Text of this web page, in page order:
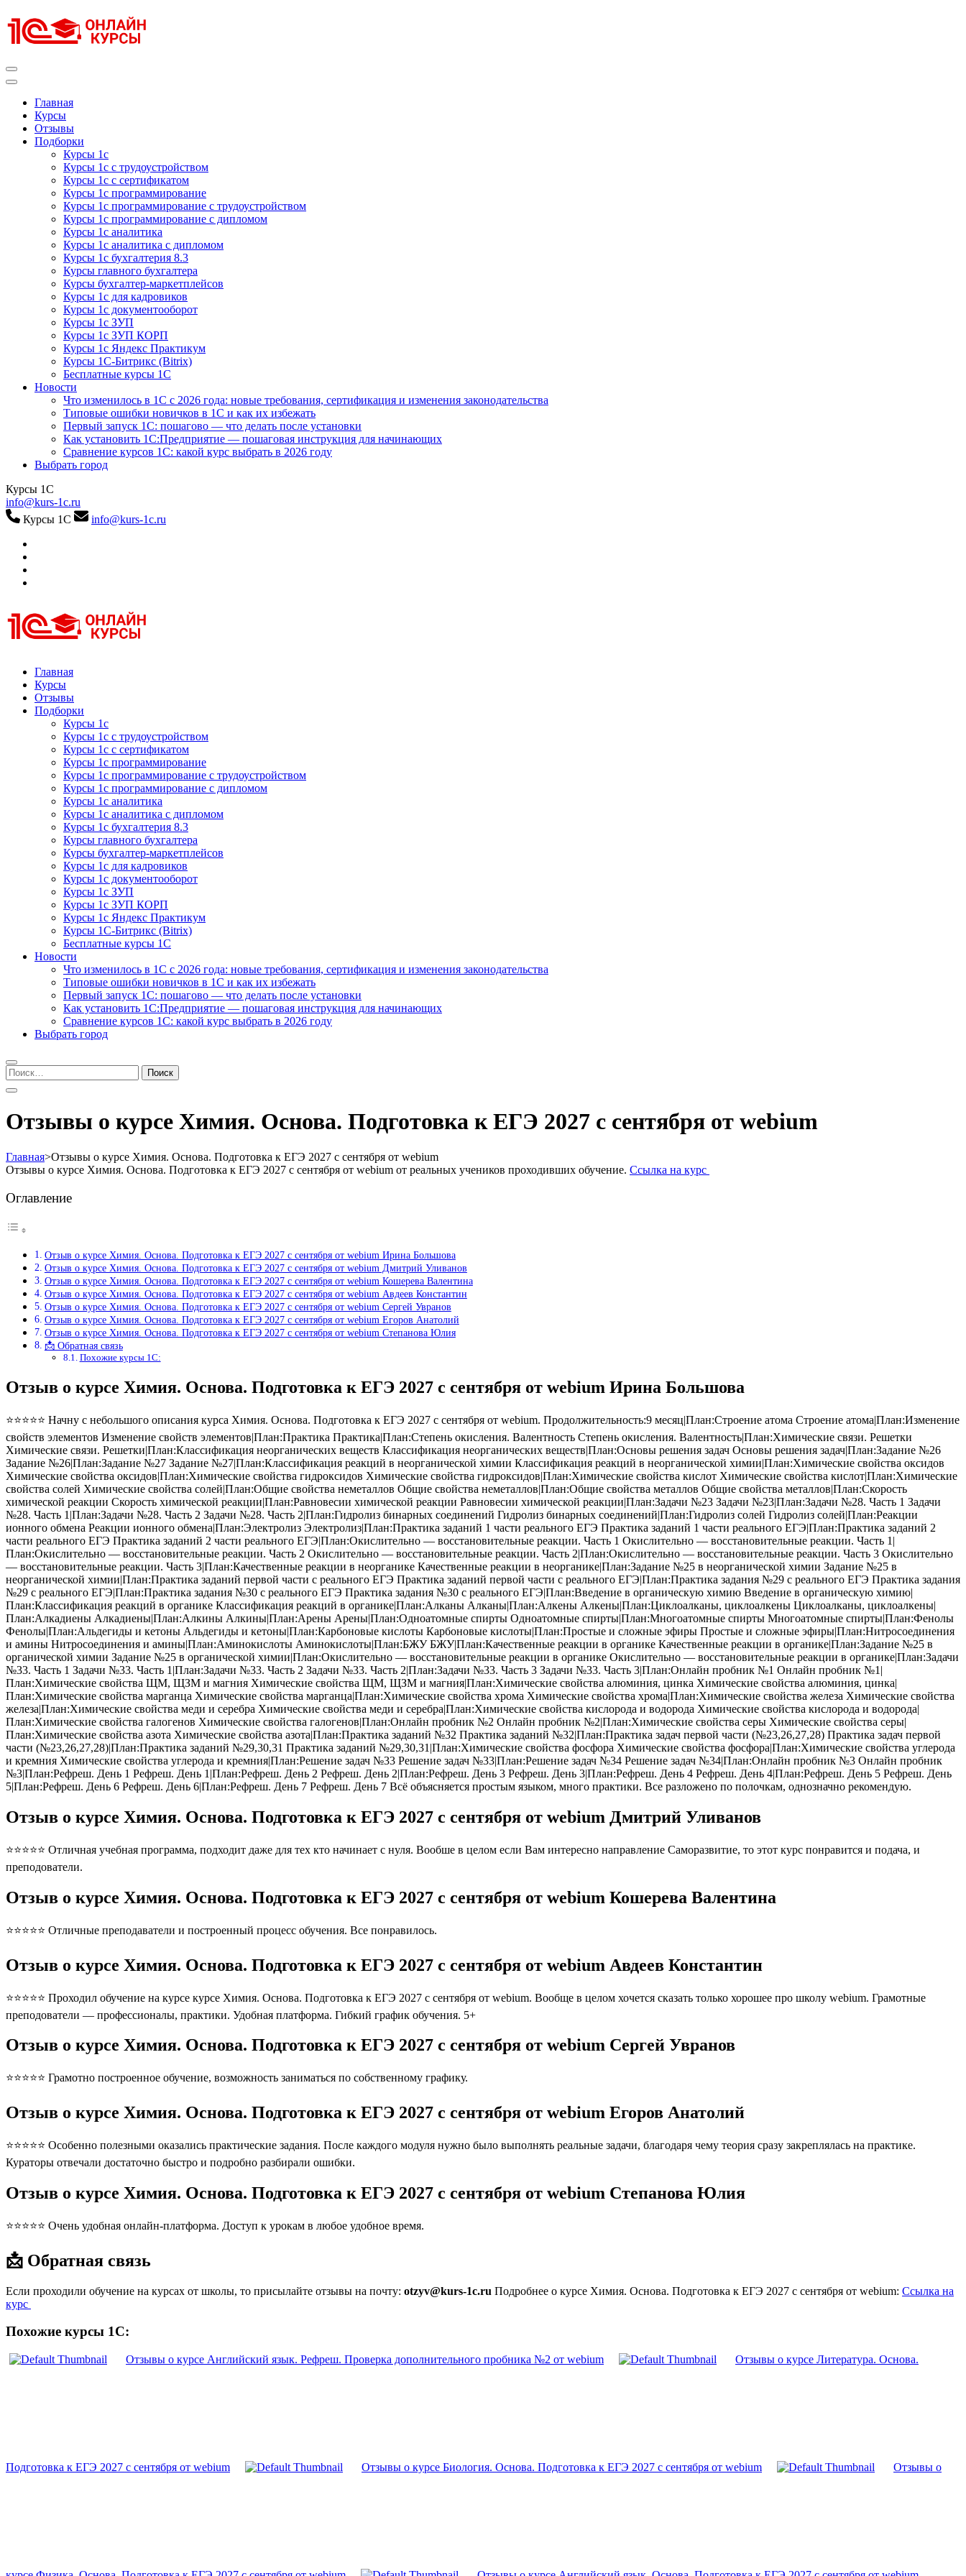
к
содержимому
Главная
Курсы
Отзывы
Подборки
Курсы 1с
Курсы 1с с трудоустройством
Курсы 1с с сертификатом
Курсы 1с программирование
Курсы 1с программирование с трудоустройством
Курсы 1с программирование с дипломом
Курсы 1с аналитика
Курсы 1с аналитика с дипломом
Курсы 1с бухгалтерия 8.3
Курсы главного бухгалтера
Курсы бухгалтер-маркетплейсов
Курсы 1с для кадровиков
Курсы 1с документооборот
Курсы 1с ЗУП
Курсы 1с ЗУП КОРП
Курсы 1с Яндекс Практикум
Курсы 1С-Битрикс (Bitrix)
Бесплатные курсы 1С
Новости
Что изменилось в 1С с 2026 года: новые требования, сертификация и изменения законодательства
Типовые ошибки новичков в 1С и как их избежать
Первый запуск 1С: пошагово — что делать после установки
Как установить 1С:Предприятие — пошаговая инструкция для начинающих
Сравнение курсов 1С: какой курс выбрать в 2026 году
Выбрать город
Курсы 1С
info@kurs-1c.ru
Курсы 1С
info@kurs-1c.ru
Курсы 1С
Курсы 1С официальная сертификация
Главная
Курсы
Отзывы
Подборки
Курсы 1с
Курсы 1с с трудоустройством
Курсы 1с с сертификатом
Курсы 1с программирование
Курсы 1с программирование с трудоустройством
Курсы 1с программирование с дипломом
Курсы 1с аналитика
Курсы 1с аналитика с дипломом
Курсы 1с бухгалтерия 8.3
Курсы главного бухгалтера
Курсы бухгалтер-маркетплейсов
Курсы 1с для кадровиков
Курсы 1с документооборот
Курсы 1с ЗУП
Курсы 1с ЗУП КОРП
Курсы 1с Яндекс Практикум
Курсы 1С-Битрикс (Bitrix)
Бесплатные курсы 1С
Новости
Что изменилось в 1С с 2026 года: новые требования, сертификация и изменения законодательства
Типовые ошибки новичков в 1С и как их избежать
Первый запуск 1С: пошагово — что делать после установки
Как установить 1С:Предприятие — пошаговая инструкция для начинающих
Сравнение курсов 1С: какой курс выбрать в 2026 году
Выбрать город
Найти:
Отзывы о курсе Химия. Основа. Подготовка к ЕГЭ 2027 с сентября от webium
Главная>Отзывы о курсе Химия. Основа. Подготовка к ЕГЭ 2027 с сентября от webium
Отзывы о курсе Химия. Основа. Подготовка к ЕГЭ 2027 с сентября от webium от реальных учеников проходивших обучение. Ссылка на курс
Оглавление
Отзыв о курсе Химия. Основа. Подготовка к ЕГЭ 2027 с сентября от webium Ирина Большова
Отзыв о курсе Химия. Основа. Подготовка к ЕГЭ 2027 с сентября от webium Дмитрий Уливанов
Отзыв о курсе Химия. Основа. Подготовка к ЕГЭ 2027 с сентября от webium Кошерева Валентина
Отзыв о курсе Химия. Основа. Подготовка к ЕГЭ 2027 с сентября от webium Авдеев Константин
Отзыв о курсе Химия. Основа. Подготовка к ЕГЭ 2027 с сентября от webium Сергей Увранов
Отзыв о курсе Химия. Основа. Подготовка к ЕГЭ 2027 с сентября от webium Егоров Анатолий
Отзыв о курсе Химия. Основа. Подготовка к ЕГЭ 2027 с сентября от webium Степанова Юлия
📩 Обратная связь
Похожие курсы 1С:
Отзыв о курсе Химия. Основа. Подготовка к ЕГЭ 2027 с сентября от webium Ирина Большова
⭐⭐⭐⭐⭐ Начну с небольшого описания курса Химия. Основа. Подготовка к ЕГЭ 2027 с сентября от webium. Продолжительность:9 месяц|План:Строение атома Строение атома|План:Изменение
свойств элементов Изменение свойств элементов|План:Практика Практика|План:Степень окисления. Валентность Степень окисления. Валентность|План:Химические связи. Решетки
Химические связи. Решетки|План:Классификация неорганических веществ Классификация неорганических веществ|План:Основы решения задач Основы решения задач|План:Задание №26
Задание №26|План:Задание №27 Задание №27|План:Классификация реакций в неорганической химии Классификация реакций в неорганической химии|План:Химические свойства оксидов
Химические свойства оксидов|План:Химические свойства гидроксидов Химические свойства гидроксидов|План:Химические свойства кислот Химические свойства кислот|План:Химические
свойства солей Химические свойства солей|План:Общие свойства неметаллов Общие свойства неметаллов|План:Общие свойства металлов Общие свойства металлов|План:Скорость
химической реакции Скорость химической реакции|План:Равновесии химической реакции Равновесии химической реакции|План:Задачи №23 Задачи №23|План:Задачи №28. Часть 1 Задачи
№28. Часть 1|План:Задачи №28. Часть 2 Задачи №28. Часть 2|План:Гидролиз бинарных соединений Гидролиз бинарных соединений|План:Гидролиз солей Гидролиз солей|План:Реакции
ионного обмена Реакции ионного обмена|План:Электролиз Электролиз|План:Практика заданий 1 части реального ЕГЭ Практика заданий 1 части реального ЕГЭ|План:Практика заданий 2
части реального ЕГЭ Практика заданий 2 части реального ЕГЭ|План:Окислительно — восстановительные реакции. Часть 1 Окислительно — восстановительные реакции. Часть 1|
План:Окислительно — восстановительные реакции. Часть 2 Окислительно — восстановительные реакции. Часть 2|План:Окислительно — восстановительные реакции. Часть 3 Окислительно
— восстановительные реакции. Часть 3|План:Качественные реакции в неорганике Качественные реакции в неорганике|План:Задание №25 в неорганической химии Задание №25 в
неорганической химии|План:Практика заданий первой части с реального ЕГЭ Практика заданий первой части с реального ЕГЭ|План:Практика задания №29 с реального ЕГЭ Практика задания
№29 с реального ЕГЭ|План:Практика задания №30 с реального ЕГЭ Практика задания №30 с реального ЕГЭ|План:Введение в органическую химию Введение в органическую химию|
План:Классификация реакций в органике Классификация реакций в органике|План:Алканы Алканы|План:Алкены Алкены|План:Циклоалканы, циклоалкены Циклоалканы, циклоалкены|
План:Алкадиены Алкадиены|План:Алкины Алкины|План:Арены Арены|План:Одноатомные спирты Одноатомные спирты|План:Многоатомные спирты Многоатомные спирты|План:Фенолы
Фенолы|План:Альдегиды и кетоны Альдегиды и кетоны|План:Карбоновые кислоты Карбоновые кислоты|План:Простые и сложные эфиры Простые и сложные эфиры|План:Нитросоединения
и амины Нитросоединения и амины|План:Аминокислоты Аминокислоты|План:БЖУ БЖУ|План:Качественные реакции в органике Качественные реакции в органике|План:Задание №25 в
органической химии Задание №25 в органической химии|План:Окислительно — восстановительные реакции в органике Окислительно — восстановительные реакции в органике|План:Задачи
№33. Часть 1 Задачи №33. Часть 1|План:Задачи №33. Часть 2 Задачи №33. Часть 2|План:Задачи №33. Часть 3 Задачи №33. Часть 3|План:Онлайн пробник №1 Онлайн пробник №1|
План:Химические свойства ЩМ, ЩЗМ и магния Химические свойства ЩМ, ЩЗМ и магния|План:Химические свойства алюминия, цинка Химические свойства алюминия, цинка|
План:Химические свойства марганца Химические свойства марганца|План:Химические свойства хрома Химические свойства хрома|План:Химические свойства железа Химические свойства
железа|План:Химические свойства меди и серебра Химические свойства меди и серебра|План:Химические свойства кислорода и водорода Химические свойства кислорода и водорода|
План:Химические свойства галогенов Химические свойства галогенов|План:Онлайн пробник №2 Онлайн пробник №2|План:Химические свойства серы Химические свойства серы|
План:Химические свойства азота Химические свойства азота|План:Практика заданий №32 Практика заданий №32|План:Практика задач первой части (№23,26,27,28) Практика задач первой
части (№23,26,27,28)|План:Практика заданий №29,30,31 Практика заданий №29,30,31|План:Химические свойства фосфора Химические свойства фосфора|План:Химические свойства углерода
и кремния Химические свойства углерода и кремния|План:Решение задач №33 Решение задач №33|План:Решение задач №34 Решение задач №34|План:Онлайн пробник №3 Онлайн пробник
№3|План:Рефреш. День 1 Рефреш. День 1|План:Рефреш. День 2 Рефреш. День 2|План:Рефреш. День 3 Рефреш. День 3|План:Рефреш. День 4 Рефреш. День 4|План:Рефреш. День 5 Рефреш. День
5|План:Рефреш. День 6 Рефреш. День 6|План:Рефреш. День 7 Рефреш. День 7 Всё объясняется простым языком, много практики. Все разложено по полочкам, однозначно рекомендую.
Отзыв о курсе Химия. Основа. Подготовка к ЕГЭ 2027 с сентября от webium Дмитрий Уливанов
⭐⭐⭐⭐⭐ Отличная учебная программа, подходит даже для тех кто начинает с нуля. Вообше в целом если Вам интересно направление Саморазвитие, то этот курс понравится и подача, и
преподователи.
Отзыв о курсе Химия. Основа. Подготовка к ЕГЭ 2027 с сентября от webium Кошерева Валентина
⭐⭐⭐⭐⭐ Отличные преподаватели и построенный процесс обучения. Все понравилось.
Отзыв о курсе Химия. Основа. Подготовка к ЕГЭ 2027 с сентября от webium Авдеев Константин
⭐⭐⭐⭐⭐ Проходил обучение на курсе курсе Химия. Основа. Подготовка к ЕГЭ 2027 с сентября от webium. Вообще в целом хочется сказать только хорошее про школу webium. Грамотные
преподователи — профессионалы, практики. Удобная платформа. Гибкий график обучения. 5+
Отзыв о курсе Химия. Основа. Подготовка к ЕГЭ 2027 с сентября от webium Сергей Увранов
⭐⭐⭐⭐⭐ Грамотно построенное обучение, возможность заниматься по собственному графику.
Отзыв о курсе Химия. Основа. Подготовка к ЕГЭ 2027 с сентября от webium Егоров Анатолий
⭐⭐⭐⭐⭐ Особенно полезными оказались практические задания. После каждого модуля нужно было выполнять реальные задачи, благодаря чему теория сразу закреплялась на практике.
Кураторы отвечали достаточно быстро и подробно разбирали ошибки.
Отзыв о курсе Химия. Основа. Подготовка к ЕГЭ 2027 с сентября от webium Степанова Юлия
⭐⭐⭐⭐⭐ Очень удобная онлайн-платформа. Доступ к урокам в любое удобное время.
📩 Обратная связь
Если проходили обучение на курсах от школы, то присылайте отзывы на почту: otzyv@kurs-1c.ru Подробнее о курсе Химия. Основа. Подготовка к ЕГЭ 2027 с сентября от webium: Ссылка на
курс
Похожие курсы 1С:
Отзывы о курсе Английский язык. Рефреш. Проверка дополнительного пробника №2 от webium Отзывы о курсе Литература. Основа.
Подготовка к ЕГЭ 2027 с сентября от webium Отзывы о курсе Биология. Основа. Подготовка к ЕГЭ 2027 с cентября от webium Отзывы о